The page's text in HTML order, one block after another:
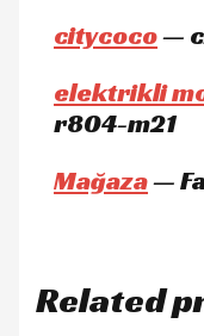
citycoco—
elektrikli
r804-m21
Mağaza—
Related